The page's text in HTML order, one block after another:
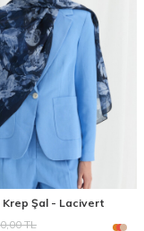
Krep Şal - Lacivert
TL